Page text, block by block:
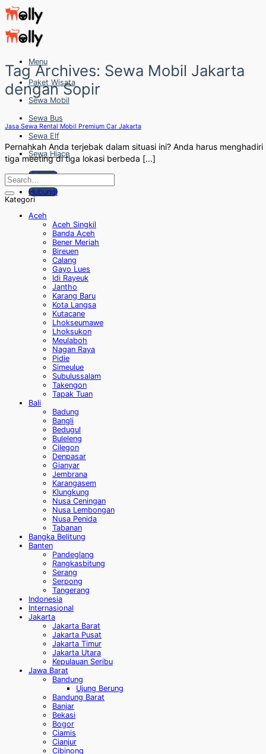
Skip
to
content
Menu
Paket Wisata
Sewa Mobil
Sewa Bus
Sewa Elf
Sewa Hiace
Hubungi
Hubungi
Tag Archives: Sewa Mobil Jakarta
dengan Sopir
Jasa Sewa Rental Mobil Premium Car Jakarta
Pernahkah Anda terjebak dalam situasi ini? Anda harus menghadiri
tiga meeting di tiga lokasi berbeda [...]
Kategori
Aceh
Aceh Singkil
Banda Aceh
Bener Meriah
Bireuen
Calang
Gayo Lues
Idi Rayeuk
Jantho
Karang Baru
Kota Langsa
Kutacane
Lhokseumawe
Lhoksukon
Meulaboh
Nagan Raya
Pidie
Simeulue
Subulussalam
Takengon
Tapak Tuan
Bali
Badung
Bangli
Bedugul
Buleleng
Cilegon
Denpasar
Gianyar
Jembrana
Karangasem
Klungkung
Nusa Ceningan
Nusa Lembongan
Nusa Penida
Tabanan
Bangka Belitung
Banten
Pandeglang
Rangkasbitung
Serang
Serpong
Tangerang
Indonesia
Internasional
Jakarta
Jakarta Barat
Jakarta Pusat
Jakarta Timur
Jakarta Utara
Kepulauan Seribu
Jawa Barat
Bandung
Ujung Berung
Bandung Barat
Banjar
Bekasi
Bogor
Ciamis
Cianjur
Cibinong